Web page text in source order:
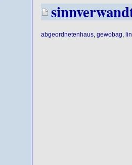
abgeordnetenhaus, gewobag